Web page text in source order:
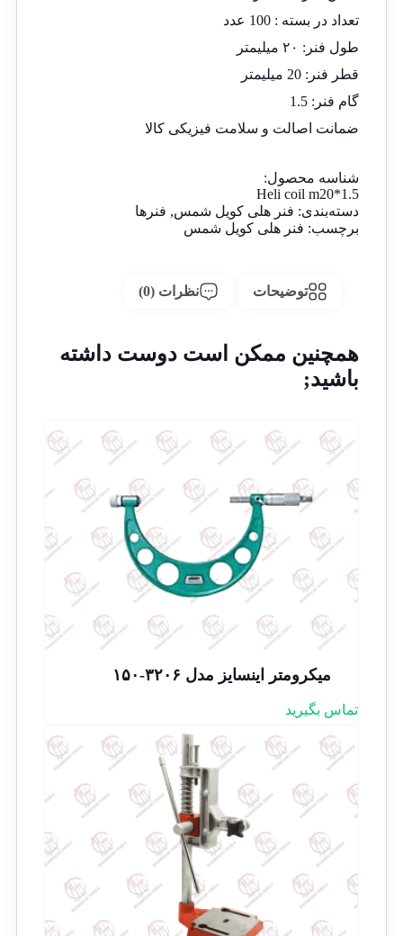
تعداد در بسته : 100 عدد
طول فنر: ٢٠ میلیمتر
قطر فنر: 20 میلیمتر
گام فنر: 1.5
ضمانت اصالت و سلامت فیزیکی کالا
شناسه محصول:
Heli coil m20*1.5
دسته‌بندی: فنر هلی کویل شمس, فنرها
برچسب: فنر هلی کویل شمس
توضیحات نظرات (0)
همچنین ممکن است دوست داشته
باشید;
میکرومتر اینسایز مدل ۳۲۰۶-۱۵۰
تماس بگیرید